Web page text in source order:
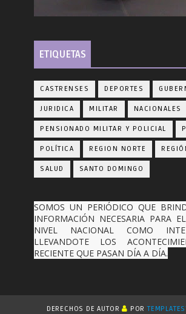
ETIQUETAS
CASTRENSES DEPORTES
JURIDICA MILITAR NACIONALES
PENSIONADO MILITAR Y POLICIAL
POLÍTICA REGION NORTE
SALUD SANTO DOMINGO
SOMOS UN PERIÓDICO QUE
INFORMACIÓN NECESARIA PARA
NIVEL NACIONAL COMO
LLEVANDOTE LOS
RECIENTE QUE PASAN DÍA A DÍA.
DERECHOS DE AUTOR POR